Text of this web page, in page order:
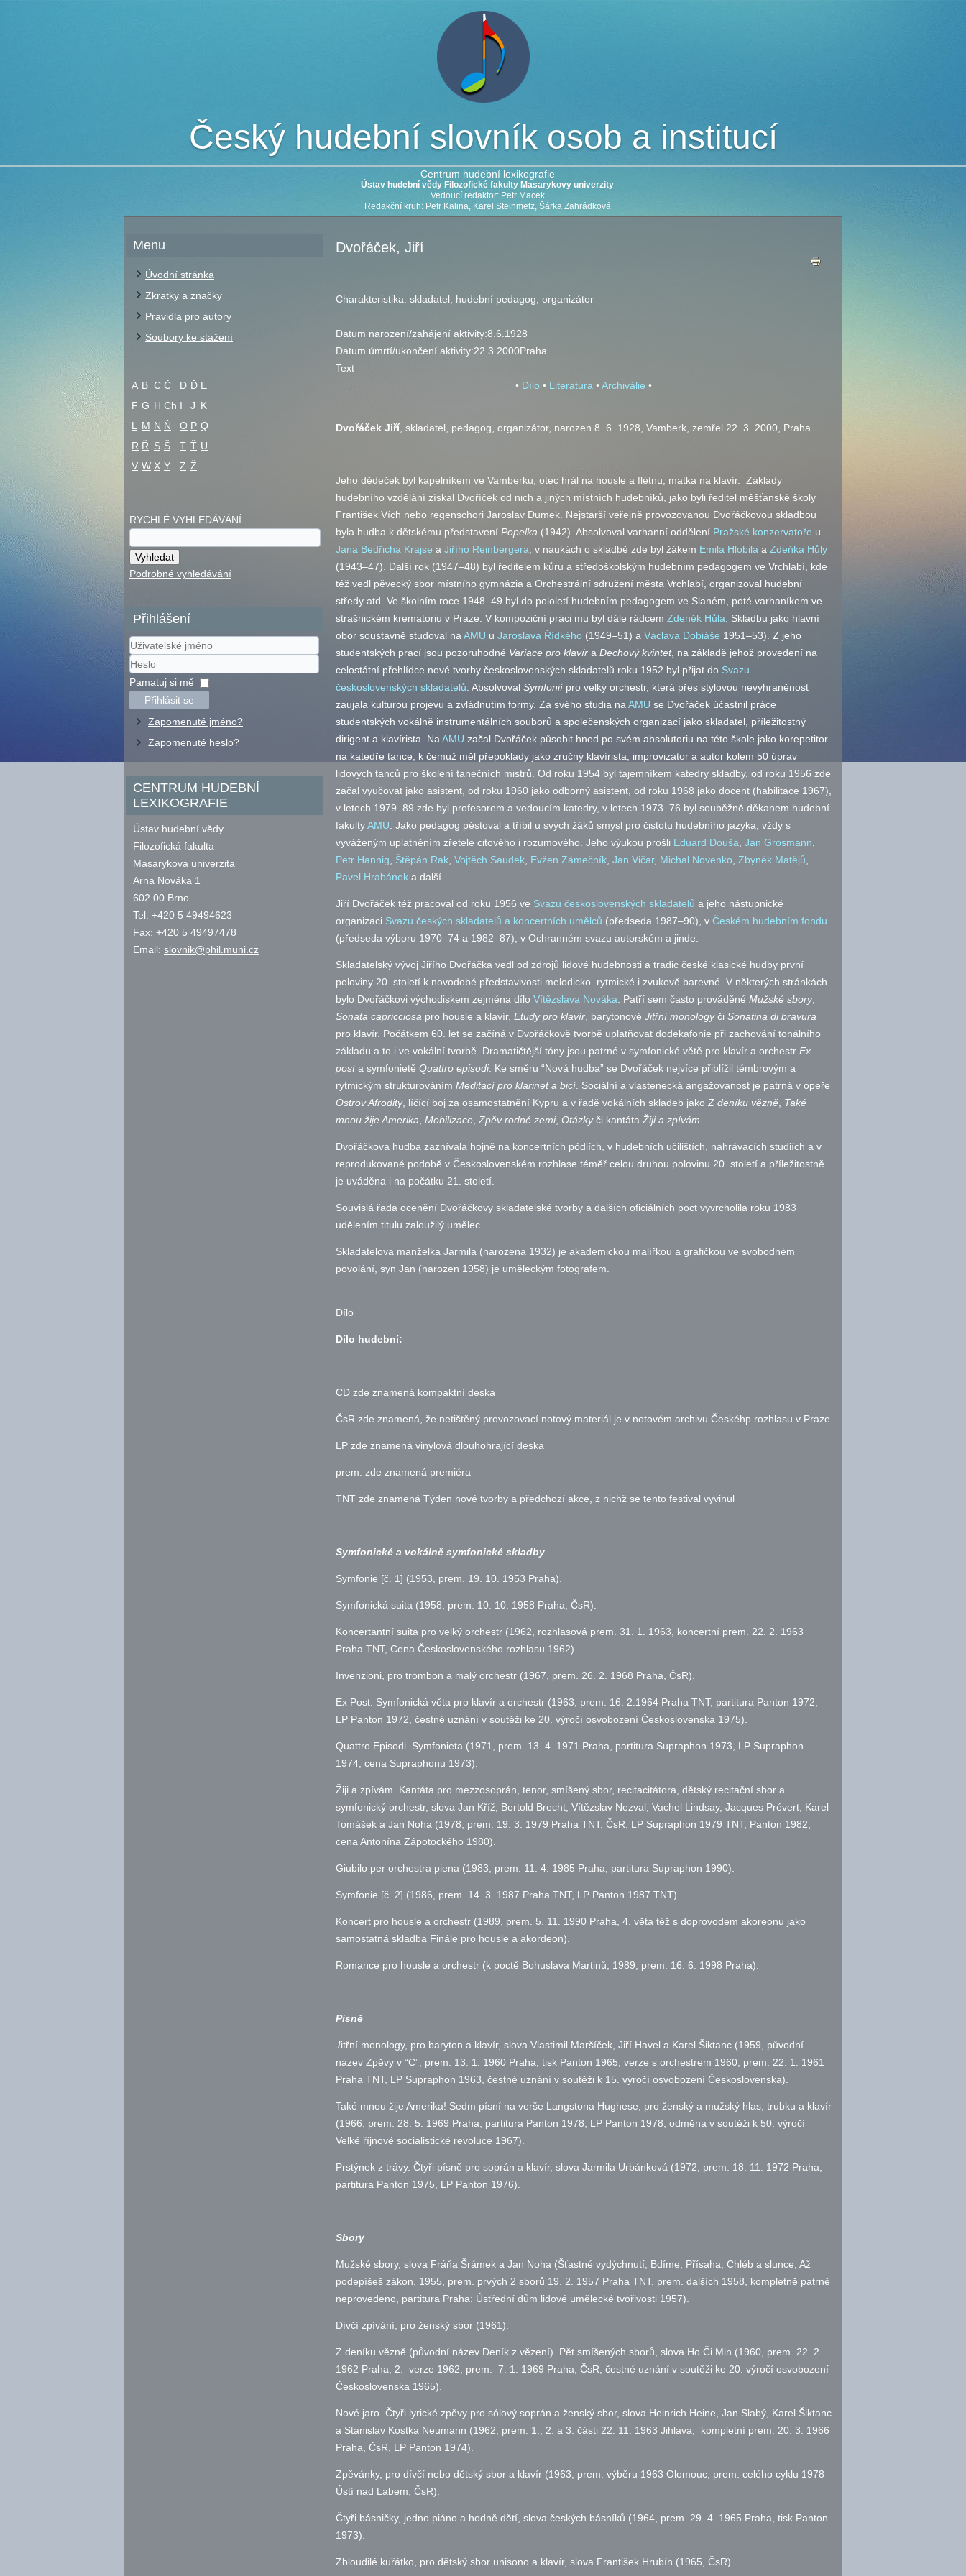
Český hudební slovník osob a institucí
Centrum hudební lexikografie
Ústav hudební vědy Filozofické fakulty Masarykovy univerzity
Vedoucí redaktor: Petr Macek
Redakční kruh: Petr Kalina, Karel Steinmetz, Šárka Zahrádková
Menu
Úvodní stránka
Zkratky a značky
Pravidla pro autory
Soubory ke stažení
A B C Č D Ď E
F G H Ch I J K
L
M N Ň O P Q
R Ř S Š T Ť U
V W X Y Z Ž
RYCHLÉ VYHLEDÁVÁNÍ
Podrobné vyhledávání
Přihlášení
Uživatelské
jméno
Heslo
Pamatuj si mě
Přihlásit se
Zapomenuté jméno?
Zapomenuté heslo?
CENTRUM HUDEBNÍ
LEXIKOGRAFIE
Ústav hudební vědy
Filozofická fakulta
Masarykova univerzita
Arna Nováka 1
602 00 Brno
Tel: +420 5 49494623
Fax: +420 5 49497478
Email: slovnik@phil.muni.cz
Dvořáček, Jiří
Charakteristika: skladatel, hudební pedagog, organizátor
Datum narození/zahájení aktivity:8.6.1928
Datum úmrtí/ukončení aktivity:22.3.2000Praha
Text
• Dílo • Literatura •Archiválie •
Dvořáček Jiří , skladatel, pedagog, organizátor, narozen 8. 6. 1928, Vamberk, zemřel 22. 3. 2000, Praha.
Jeho dědeček byl kapelníkem ve Vamberku, otec hrál na housle a flétnu, matka na klavír. Základy
hudebního vzdělání získal Dvoříček od nich a jiných místních hudebníků, jako byli ředitel měšťanské školy
František Vích nebo regenschori Jaroslav Dumek. Nejstarší veřejně provozovanou Dvořáčkovou skladbou
byla hudba k dětskému představení Popelka (1942). Absolvoval varhanní oddělení Pražské konzervatoře u
Jana Bedřicha Krajse a Jiřího Reinbergera , v naukách o skladbě zde byl žákem Emila Hlobila a Zdeňka Hůly
(1943–47). Další rok (1947–48) byl ředitelem kůru a středoškolským hudebním pedagogem ve Vrchlabí, kde
též vedl pěvecký sbor místního gymnázia a Orchestrální sdružení města Vrchlabí, organizoval hudební
středy atd. Ve školním roce 1948–49 byl do pololetí hudebním pedagogem ve Slaném, poté varhaníkem ve
strašnickém krematoriu v Praze. V kompoziční práci mu byl dále rádcem Zdeněk Hůla . Skladbu jako hlavní
obor soustavně studoval na AMU u Jaroslava Řídkého (1949–51) a Václava Dobiáše 1951–53). Z jeho
studentských prací jsou pozoruhodné Variace pro klavír a Dechový kvintet, na základě jehož provedení na
celostátní přehlídce nové tvorby československých skladatelů roku 1952 byl přijat do Svazu
československých skladatelů . Absolvoval Symfonií pro velký orchestr, která přes stylovou nevyhraněnost
zaujala kulturou projevu a zvládnutím formy. Za svého studia na AMU se Dvořáček účastnil práce
studentských vokálně instrumentálních souborů a společenských organizací jako skladatel, příležitostný
dirigent a klavírista. Na AMU začal Dvořáček působit hned po svém absolutoriu na této škole jako korepetitor
na katedře tance, k čemuž měl přepoklady jako zručný klavírista, improvizátor a autor kolem 50 úprav
lidových tanců pro školení tanečních mistrů. Od roku 1954 byl tajemníkem katedry skladby, od roku 1956 zde
začal vyučovat jako asistent, od roku 1960 jako odborný asistent, od roku 1968 jako docent (habilitace 1967),
v letech 1979–89 zde byl profesorem a vedoucím katedry, v letech 1973–76 byl souběžně děkanem hudební
fakultyAMU . Jako pedagog pěstoval a tříbil u svých žáků smysl pro čistotu hudebního jazyka, vždy s
vyváženým uplatněním zřetele citového i rozumového. Jeho výukou prošli Eduard Douša Jan Grosmann
Petr Hannig
Štěpán Rak Vojtěch Saudek Evžen Zámečník Jan Vičar, Michal Novenko Zbyněk Matějů
Pavel Hrabánek a další.
Jiří Dvořáček též pracoval od roku 1956 ve Svazu československých skladatelů a jeho nástupnické
organizaci Svazu českých skladatelů a koncertních umělců (předseda 1987–90), v Českém hudebním fondu
(předseda výboru 1970–74 a 1982–87), v Ochranném svazu autorském a jinde.
Skladatelský vývoj Jiřího Dvořáčka vedl od zdrojů lidové hudebnosti a tradic české klasické hudby první
poloviny 20. století k novodobé představivosti melodicko–rytmické i zvukově barevné. V některých stránkách
bylo Dvořáčkovi východiskem zejména dílo Vítězslava Nováka . Patří sem často prováděné Mužské sbory,
Sonata capricciosa pro housle a klavír, Etudy pro klavír , barytonové Jitřní monologyči Sonatina di bravura
pro klavír. Počátkem 60. let se začíná v Dvořáčkově tvorbě uplatňovat dodekafonie při zachování tonálního
základu a to i ve vokální tvorbě. Dramatičtější tóny jsou patrné v symfonické větě pro klavír a orchestr Ex
posta symfonietě Quattro episodi. Ke směru “Nová hudba” se Dvořáček nejvíce přiblížil témbrovým a
rytmickým strukturováním Meditací pro klarinet a bicí. Sociální a vlastenecká angažovanost je patrná v opeře
Ostrov Afrodity, líčící boj za osamostatnění Kypru a v řadě vokálních skladeb jako Z deníku vězně Také
mnou žije Amerika Mobilizace Zpěv rodné zemi, Otázkyči kantáta Žiji a zpívám
Dvořáčkova hudba zaznívala hojně na koncertních pódiích, v hudebních učilištích, nahrávacích studiích a v
reprodukované podobě v Československém rozhlase téměř celou druhou polovinu 20. století a příležitostně
je uváděna i na počátku 21. století.
Souvislá řada ocenění Dvořáčkovy skladatelské tvorby a dalších oficiálních poct vyvrcholila roku 1983
udělením titulu zaloužilý umělec.
Skladatelova manželka Jarmila (narozena 1932) je akademickou malířkou a grafičkou ve svobodném
povolání, syn Jan (narozen 1958) je uměleckým fotografem.
Dílo
Dílo hudební:
CD zde znamená kompaktní deska
ČsR zde znamená, že netištěný provozovací notový materiál je v notovém archivu Českéhp rozhlasu v Praze
LP zde znamená vinylová dlouhohrající deska
prem. zde znamená premiéra
TNT zde znamená Týden nové tvorby a předchozí akce, z nichž se tento festival vyvinul
Symfonické a vokálně symfonické skladby
Symfonie [č. 1] (1953, prem. 19. 10. 1953 Praha).
Symfonická suita (1958, prem. 10. 10. 1958 Praha, ČsR).
Koncertantní suita pro velký orchestr (1962, rozhlasová prem. 31. 1. 1963, koncertní prem. 22. 2. 1963
Praha TNT, Cena Československého rozhlasu 1962).
Invenzioni, pro trombon a malý orchestr (1967, prem. 26. 2. 1968 Praha, ČsR).
Ex Post. Symfonická věta pro klavír a orchestr (1963, prem. 16. 2.1964 Praha TNT, partitura Panton 1972,
LP Panton 1972, čestné uznání v soutěži ke 20. výročí osvobození Československa 1975).
Quattro Episodi. Symfonieta (1971, prem. 13. 4. 1971 Praha, partitura Supraphon 1973, LP Supraphon
1974, cena Supraphonu 1973).
Žiji a zpívám. Kantáta pro mezzosoprán, tenor, smíšený sbor, recitacitátora, dětský recitační sbor a
symfonický orchestr, slova Jan Kříž, Bertold Brecht, Vítězslav Nezval, Vachel Lindsay, Jacques Prévert, Karel
Tomášek a Jan Noha (1978, prem. 19. 3. 1979 Praha TNT, ČsR, LP Supraphon 1979 TNT, Panton 1982,
cena Antonína Zápotockého 1980).
Giubilo per orchestra piena (1983, prem. 11. 4. 1985 Praha, partitura Supraphon 1990).
Symfonie [č. 2] (1986, prem. 14. 3. 1987 Praha TNT, LP Panton 1987 TNT).
Koncert pro housle a orchestr (1989, prem. 5. 11. 1990 Praha, 4. věta též s doprovodem akoreonu jako
samostatná skladba Finále pro housle a akordeon).
Romance pro housle a orchestr (k poctě Bohuslava Martinů, 1989, prem. 16. 6. 1998 Praha).
Písně
Jitřní monology, pro baryton a klavír, slova Vlastimil Maršíček, Jiří Havel a Karel Šiktanc (1959, původní
název Zpěvy v “C”, prem. 13. 1. 1960 Praha, tisk Panton 1965, verze s orchestrem 1960, prem. 22. 1. 1961
Praha TNT, LP Supraphon 1963, čestné uznání v soutěži k 15. výročí osvobození Československa).
Také mnou žije Amerika! Sedm písní na verše Langstona Hughese, pro ženský a mužský hlas, trubku a klavír
(1966, prem. 28. 5. 1969 Praha, partitura Panton 1978, LP Panton 1978, odměna v soutěži k 50. výročí
Velké říjnové socialistické revoluce 1967).
Prstýnek z trávy. Čtyři písně pro soprán a klavír, slova Jarmila Urbánková (1972, prem. 18. 11. 1972 Praha,
partitura Panton 1975, LP Panton 1976).
Sbory
Mužské sbory, slova Fráňa Šrámek a Jan Noha (Šťastné vydýchnutí, Bdíme, Přísaha, Chléb a slunce, Až
podepíšeš zákon, 1955, prem. prvých 2 sborů 19. 2. 1957 Praha TNT, prem. dalších 1958, kompletně patrně
neprovedeno, partitura Praha: Ústřední dům lidové umělecké tvořivosti 1957).
Dívčí zpívání, pro ženský sbor (1961).
Z deníku vězně (původní název Deník z vězení). Pět smíšených sborů, slova Ho Či Min (1960, prem. 22. 2.
1962 Praha, 2. verze 1962, prem. 7. 1. 1969 Praha, ČsR, čestné uznání v soutěži ke 20. výročí osvobození
Československa 1965).
Nové jaro. Čtyři lyrické zpěvy pro sólový soprán a ženský sbor, slova Heinrich Heine, Jan Slabý, Karel Šiktanc
a Stanislav Kostka Neumann (1962, prem. 1., 2. a 3. části 22. 11. 1963 Jihlava, kompletní prem. 20. 3. 1966
Praha, ČsR, LP Panton 1974).
Zpěvánky, pro dívčí nebo dětský sbor a klavír (1963, prem. výběru 1963 Olomouc, prem. celého cyklu 1978
Ústí nad Labem, ČsR).
Čtyři básničky, jedno piáno a hodně dětí, slova českých básníků (1964, prem. 29. 4. 1965 Praha, tisk Panton
1973).
Zbloudilé kuřátko, pro dětský sbor unisono a klavír, slova František Hrubín (1965, ČsR).